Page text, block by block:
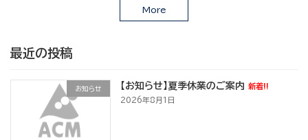
More
最近の投稿
お知らせ 【お知らせ】夏季休業のご案内 新着!!
2026年8月1日